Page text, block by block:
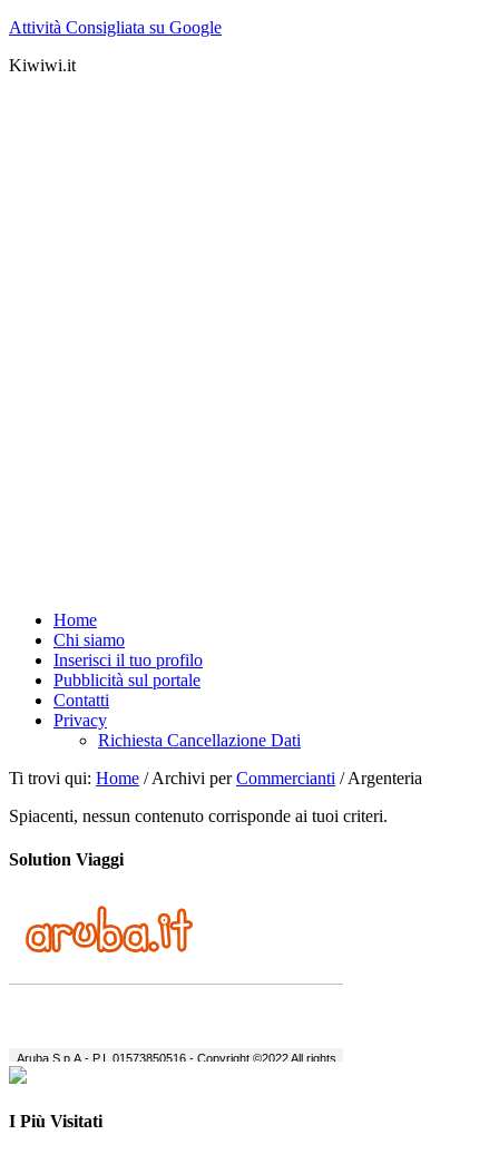
Attività Consigliata su Google
Kiwiwi.it
Home
Chi siamo
Inserisci il tuo profilo
Pubblicità sul portale
Contatti
Privacy
Richiesta Cancellazione Dati
Ti trovi qui: Home /Archivi perCommercianti /Argenteria
Spiacenti, nessun contenuto corrisponde ai tuoi criteri.
Solution Viaggi
I Più Visitati